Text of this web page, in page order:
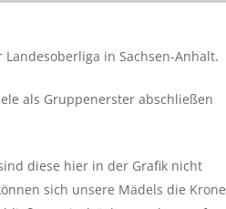
in Sachsen-Anhalt.
als Gruppenerster abschließen
diese hier in der Grafik nicht
sich unsere Mädels die Krone